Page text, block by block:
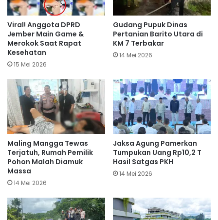
Viral! Anggota DPRD
Jember Main Game &
Merokok Saat Rapat
Kesehatan
15 Mei 2026
Gudang Pupuk Dinas
Pertanian Barito Utara di
KM 7 Terbakar
14 Mei 2026
Maling Mangga Tewas
Terjatuh, Rumah Pemilik
Pohon Malah Diamuk
Massa
14 Mei 2026
Jaksa Agung Pamerkan
Tumpukan Uang Rp10,2 T
Hasil Satgas PKH
14 Mei 2026